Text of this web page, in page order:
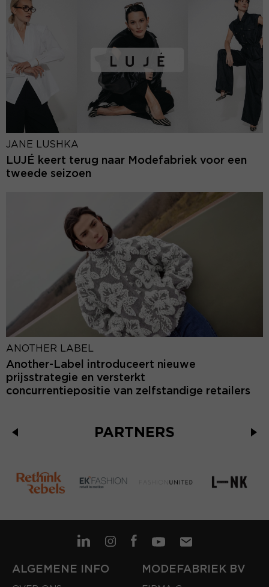
JANE LUSHKA
LUJÉ keert terug naar Modefabriek voor een
tweede seizoen
ANOTHER LABEL
Another-Label introduceert nieuwe
prijsstrategie en versterkt
concurrentiepositie van zelfstandige retailers
PARTNERS
ALGEMENE INFO MODEFABRIEK BV